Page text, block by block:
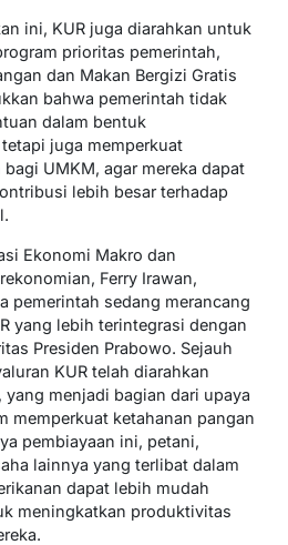
ini, KUR juga diarahkan untuk
prioritas pemerintah,
dan Makan Bergizi Gratis
bahwa pemerintah tidak
dalam bentuk
juga memperkuat
UMKM, agar mereka dapat
lebih besar terhadap
Ekonomi Makro dan
Ferry Irawan,
pemerintah sedang merancang
yang lebih terintegrasi dengan
Presiden Prabowo. Sejauh
KUR telah diarahkan
menjadi bagian dari upaya
memperkuat ketahanan pangan
pembiayaan ini, petani,
lainnya yang terlibat dalam
dapat lebih mudah
meningkatkan produktivitas